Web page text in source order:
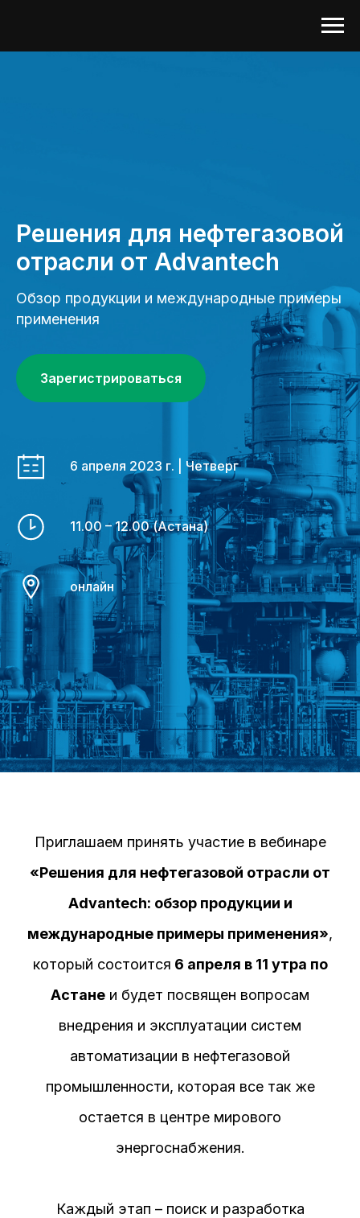
Решения для нефтегазовой
отрасли от Advantech
Обзор продукции и международные примеры
применения
Зарегистрироваться
6 апреля 2023 г. | Четверг
11.00 – 12.00 (Астана)
онлайн
Приглашаем принять участие в вебинаре
«Решения для нефтегазовой отрасли от
Advantech: обзор продукции и
международные примеры применения»,
который состоится 6 апреля в 11 утра по
Астане и будет посвящен вопросам
внедрения и эксплуатации систем
автоматизации в нефтегазовой
промышленности, которая все так же
остается в центре мирового
энергоснабжения.
Каждый этап – поиск и разработка